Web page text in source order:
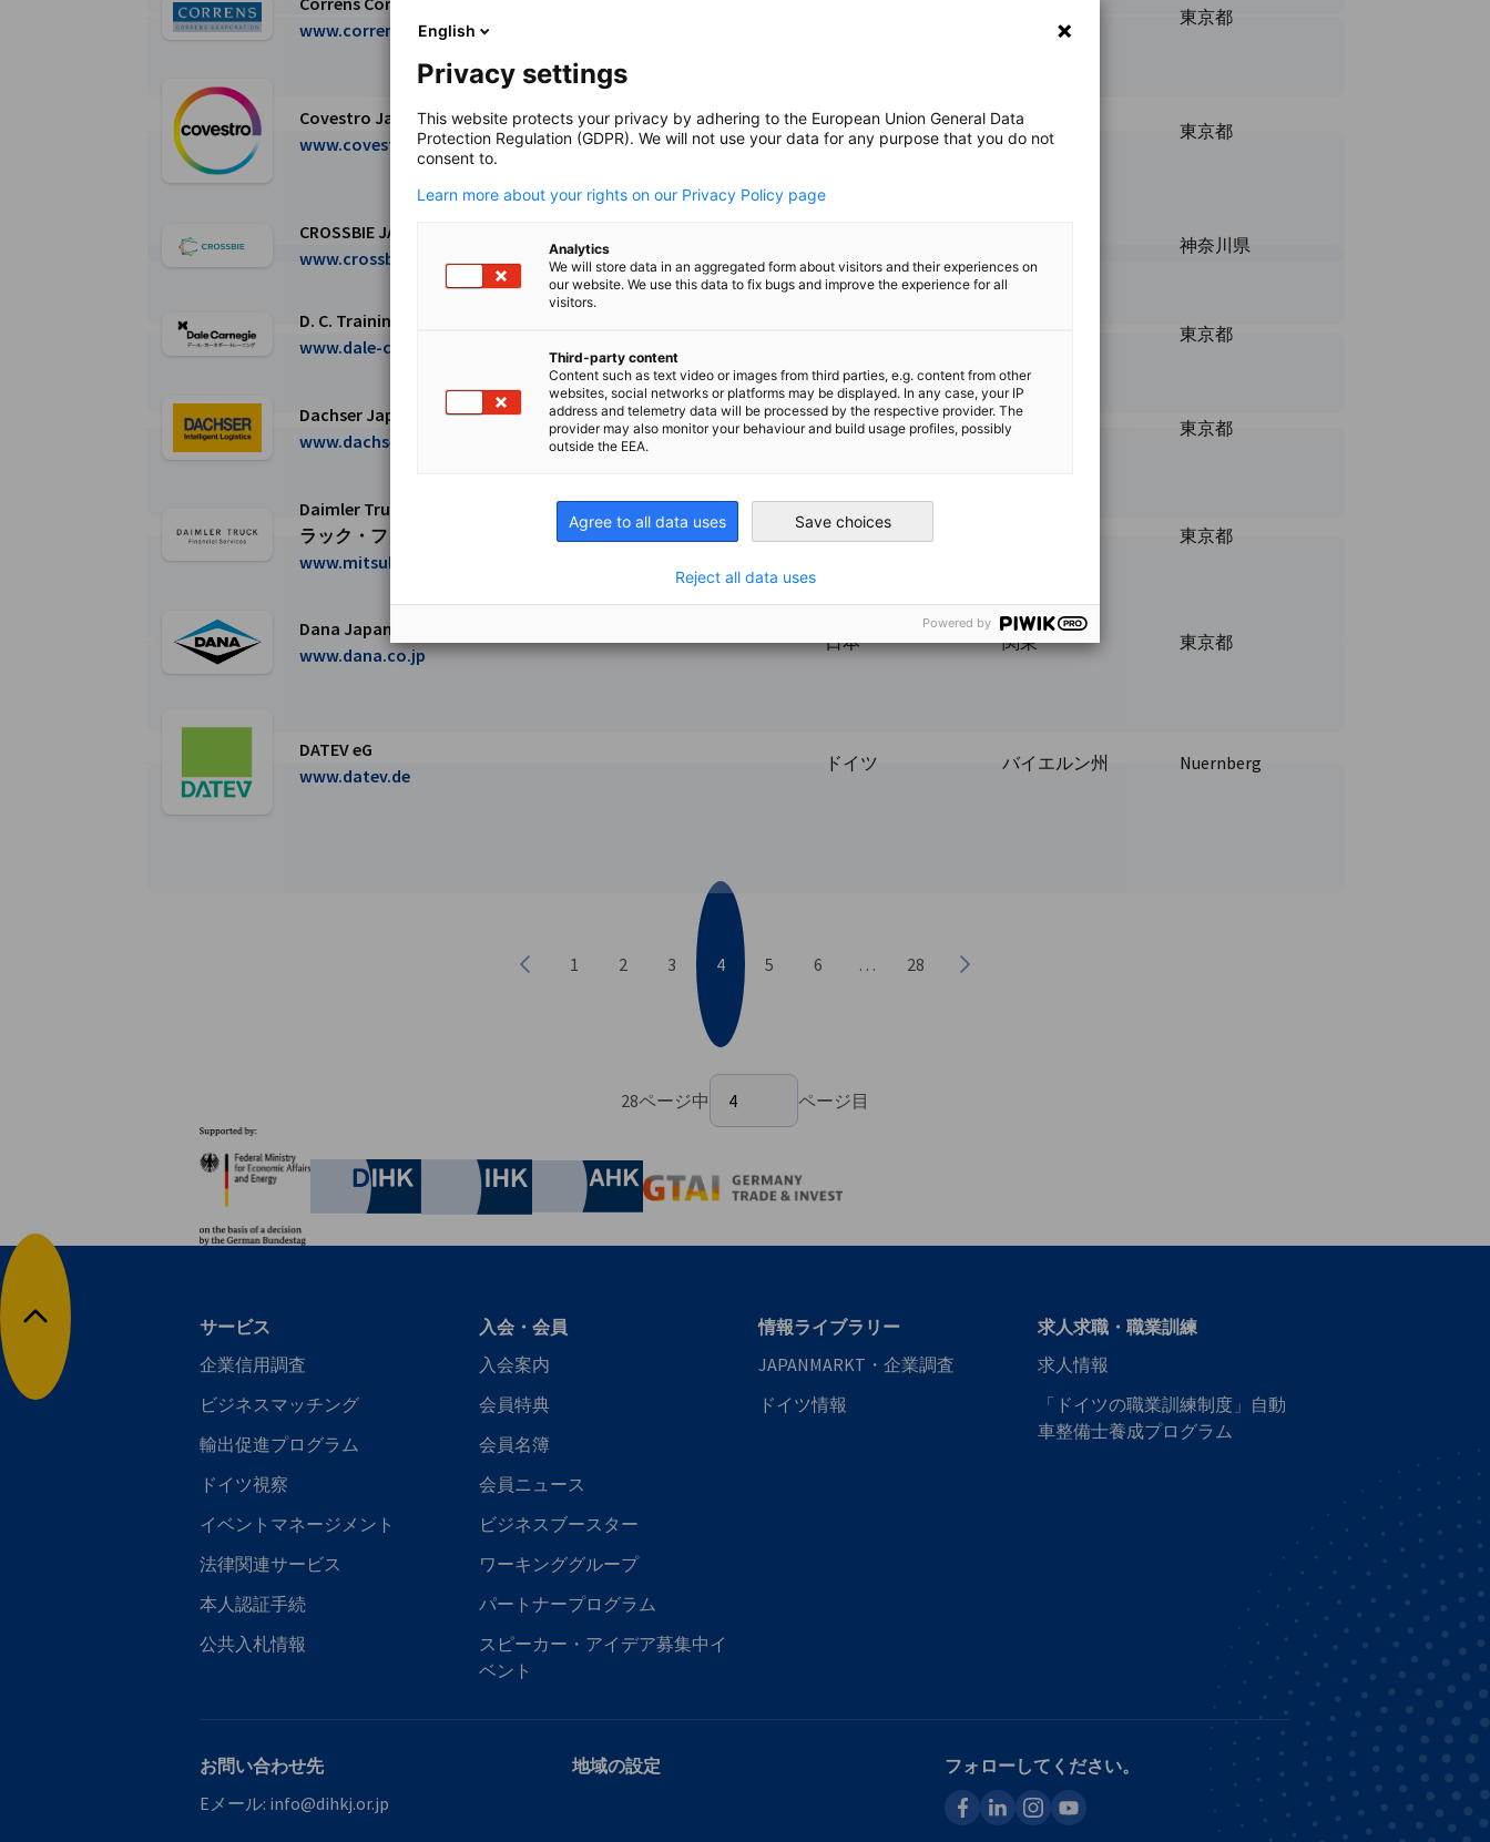
Correns Corporation / 株式会社コーレンスページに移動
www.correns.co.jp
東京都
Covestro Japan Ltd.ページに移動
Covestro Japan Ltd.
www.covestro.com
日本 関東 東京都
CROSSBIE JAPAN K.K.ページに移動
CROSSBIE JAPAN K.K.
www.crossbie.co.jp
神奈川県
D. C. Training Japan 株式会社ページに移動
D. C. Training Japan 株式会社
www.dale-carnegie.co.jp
東京都
Dachser Japan K.K. / ダクサジャパン株式会社ページに移動
Dachser Japan K.K. / ダクサジャパン株式会社
www.dachser.com
日本 関東 東京都
Daimler Truck Financial Services Asia Co., Ltd. / ダイムラー・トラック・ファイナンシャルサービス・アジア株式会社ページに移動
Daimler Truck Financial Services Asia Co., Ltd. / ダイムラー・ト
ラック・ファイナンシャルサービス・アジア株式会社
www.mitsubishi-fuso.com
日本 東京都
Dana Japan, Ltd. / デーナ・ジャパン株式会社ページに移動
Dana Japan, Ltd. / デーナ・ジャパン株式会社
www.dana.co.jp
日本 関東 東京都
DATEV eGページに移動
DATEV eG
www.datev.de
ドイツ バイエルン州 Nuernberg
Previous
1 2 3 4 5 6 … 28
Next
28ページ中4ページ目
28ページ中
ページを選択
4 ページ目
パートナー
German Chamber of Commerce and Industry
Chamber of Commerce and Industry
AHK.de
トップに戻る
サービス
企業信用調査
ビジネスマッチング
輸出促進プログラム
ドイツ視察
イベントマネージメント
法律関連サービス
本人認証手続
公共入札情報
入会・会員
入会案内
会員特典
会員名簿
会員ニュース
ビジネスブースター
ワーキンググループ
パートナープログラム
スピーカー・アイデア募集中イ
ベント
情報ライブラリー
JAPANMARKT・企業調査
ドイツ情報
求人求職・職業訓練
求人情報
「ドイツの職業訓練制度」自動
車整備士養成プログラム
お問い合わせ先
Eメール: info@dihkj.or.jp
地域の設定
フォローしてください。
facebooklinkedininstagram
youtube
English
Privacy settings
This website protects your privacy by adhering to the European Union General Data
Protection Regulation (GDPR). We will not use your data for any purpose that you do not
consent to.
Learn more about your rights on our Privacy Policy page
Analytics
We will store data in an aggregated form about visitors and their experiences on
our website. We use this data to fix bugs and improve the experience for all
visitors.
Third-party content
Content such as text video or images from third parties, e.g. content from other
websites, social networks or platforms may be displayed. In any case, your IP
address and telemetry data will be processed by the respective provider. The
provider may also monitor your behaviour and build usage profiles, possibly
outside the EEA.
Agree to all data uses Save choices
Reject all data uses
Powered by